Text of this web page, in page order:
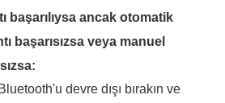
başarılıysa ancak otomatik
başarısızsa veya manuel
devre dışı bırakın ve